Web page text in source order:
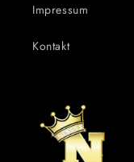
Impressum
Kontakt